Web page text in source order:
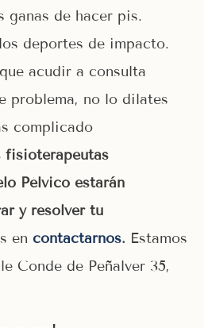
ganas de hacer pis.
deportes de impacto.
acudir a consulta
problema, no lo dilates
complicado
fisioterapeutas
Pélvico estarán
y resolver tu
en contactarnos. Estamos
Conde de Peñalver 35,